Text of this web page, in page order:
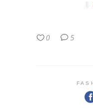
0 5